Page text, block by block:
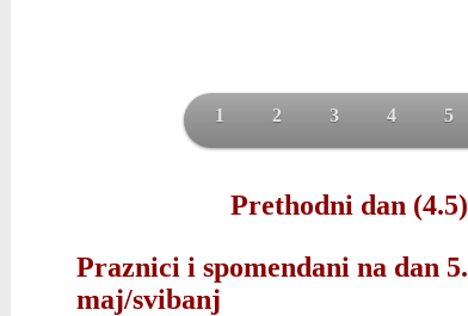
1 2 3 4 5
Prethodni dan (4.5)
Praznici i spomendani na dan 5.
maj/svibanj